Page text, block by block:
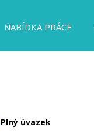
NABÍDKA PRÁCE
Plný úvazek